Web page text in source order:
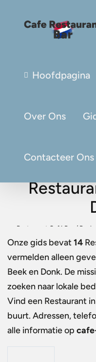
Hoofdpagina
Over Ons
Contacteer Ons
Restaurant Café Bar / Beek
Onze gids bevat14
vermelden alleen
Beek en Donk. De
zoeken naar lokale
Vind een Restaurant
buurt. Adressen,
alle informatie op